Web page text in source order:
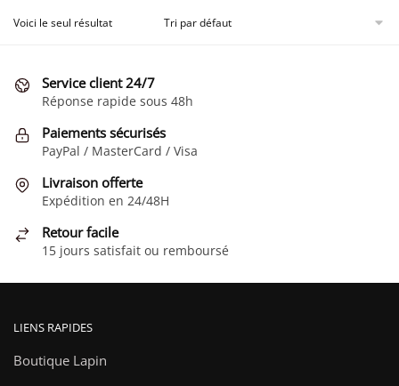
plusieurs
options
peuvent
être
choisies
la
du
produit
Voici le seul résultat
Service client 24/7
Réponse rapide sous 48h
Paiements sécurisés
PayPal / MasterCard / Visa
Livraison offerte
Expédition en 24/48H
Retour facile
15 jours satisfait ou remboursé
LIENS RAPIDES
Boutique Lapin